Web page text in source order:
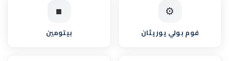
⚙
فوم بولي يوريثان
■
بيتومين